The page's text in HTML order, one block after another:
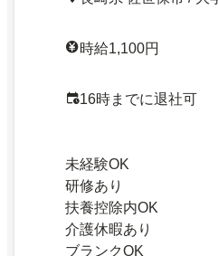
時給1,100円
16時までに退社可
未経験OK
研修あり
扶養控除内OK
介護休暇あり
ブランクOK